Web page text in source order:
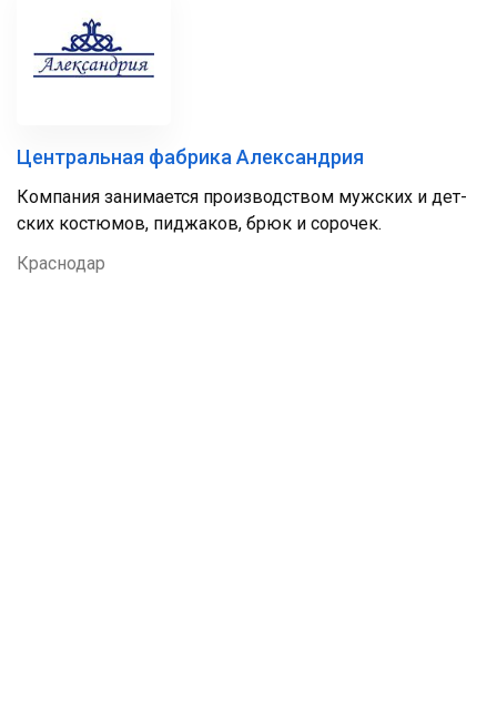
Центральная фабрика Александрия
Компания занимается про­из­водс­твом муж­ских и дет­
ских кос­тю­мов, пид­жа­ков, брюк и со­рочек.
Краснодар